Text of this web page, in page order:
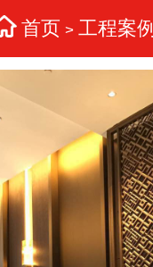
首页 > 工程案例